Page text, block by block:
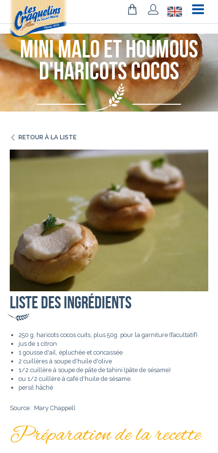
!-- Facebook Pixel Code -->
Mini Malo et Houmous
d'haricots cocos
RETOUR À LA LISTE
Liste des ingrédients
250 g. haricots cocos cuits, plus 50g. pour la garniture (facultatif)
jus de 1 citron
1 gousse d'ail, épluchée et concassée
2 cuillères à soupe d'huile d'olive
1/2 cuillère à soupe de pâte de tahini (pâte de sésame)
ou 1/2 cuillère à café d'huile de sésame.
persil hâché
Source : Mary Chappell
Préparation de la recette